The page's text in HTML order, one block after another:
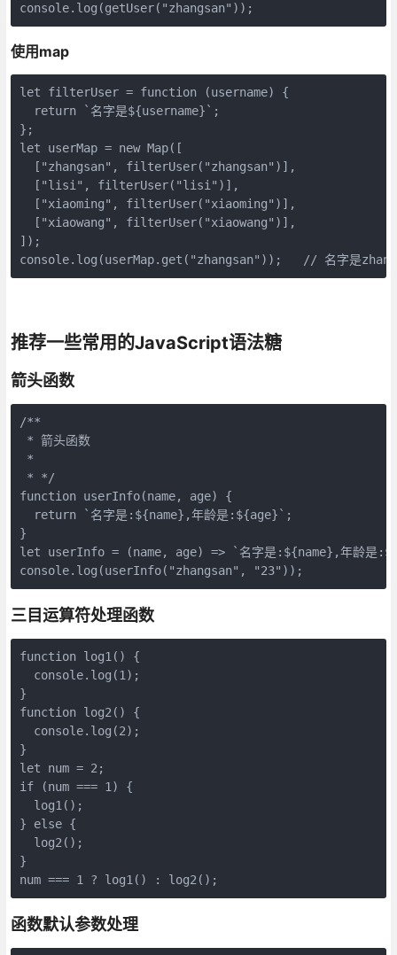
console.log(getUser("zhangsan"));
使用map
let filterUser = function (username) {
  return `名字是${username}`;
};
let userMap = new Map([
  ["zhangsan", filterUser("zhangsan")],
  ["lisi", filterUser("lisi")],
  ["xiaoming", filterUser("xiaoming")],
  ["xiaowang", filterUser("xiaowang")],
]);
console.log(userMap.get("zhangsan"));   // 名字是
推荐一些常用的JavaScript语法糖
箭头函数
/**
* 箭头函数
*
* */
function userInfo(name, age) {
  return `名字是:${name},年龄是:${age}`;
}
let userInfo = (name, age) => `名字是:${name},年龄是
console.log(userInfo("zhangsan", "23"));
三目运算符处理函数
function log1() {
  console.log(1);
}
function log2() {
  console.log(2);
}
let num = 2;
if (num === 1) {
  log1();
} else {
  log2();
}
num === 1 ? log1() : log2();
函数默认参数处理